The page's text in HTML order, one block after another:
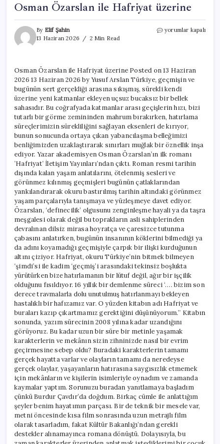
Osman Özarslan ile Hafriyat üzerine
By Elif Şahin
13 Haziran 2026
2 Min Read
Osman
için
yorumlar kapalı
Osman Özarslan ile Hafriyat üzerine Posted on 13 Haziran
2026 13 Haziran 2026 by Yusuf Arslan Türkiye, geçmişin ve
bugünün sert gerçekliği arasına sıkışmış, sürekli kendi
üzerine yeni katmanlar ekleyen uçsuz bucaksız bir bellek
sahasıdır. Bu coğrafyada katmanlar arası geçişlerin hızı, bizi
tutarlı bir görme zemininden mahrum bırakırken, hatırlama
süreçlerimizin sürekliliğini sağlayan eksenleri de kırıyor,
bunun sonucunda ortaya çıkan yabancılaşma belleğimizi
benliğimizden uzaklaştırarak sınırları muğlak bir öznellik inşa
ediyor. Yazar akademisyen Osman Özarslan’ın ilk romanı
’Hafriyat’ İletişim Yayınları’ndan çıktı. Roman resmi tarihin
dışında kalan yaşam anlatılarını, ötelenmiş sesleri ve
görünmez kılınmış geçmişleri bugünün çatlaklarından
yankılandırarak okuru bastırılmış tarihin altındaki görünmez
yaşam parçalarıyla tanışmaya ve yüzleşmeye davet ediyor.
Özarslan, ‘definecilik’ olgusunu zenginleşme hayali ya da taşra
meşgalesi olarak değil bu toprakların asli sahiplerinden
devralınan dilsiz mirasa hoyratça ve çaresizce tutunma
çabasını anlatırken, bugünün insanının köklerini bilmediği ya
da adını koyamadığı geçmişiyle çarpık bir ilişki kurduğunun
altını çiziyor. Hafriyat, okuru Türkiye’nin bitmek bilmeyen
‘şimdi’si ile kadim ‘geçmiş’i arasındaki tekinsiz boşlukta
yürütürken bize hatırlamanın bir lütuf değil, ağır bir işçilik
olduğunu fısıldıyor. 16 yıllık bir demlenme süreci ‘…. bizim son
derece travmalarla dolu unutulmuş hatırlanmayı bekleyen
hastalıklı bir hafızamız var. O yüzden kitabın adı Hafriyat ve
buraları kazıp çıkartmamız gerektiğini düşünüyorum.’’ Kitabın
sonunda, yazım sürecinin 2008 yılına kadar uzandığını
görüyoruz. Bu kadar uzun bir süre bir metinle yaşamak
karakterlerin ve mekânın sizin zihninizde nasıl bir evrim
geçirmesine sebep oldu? Buradaki karakterlerin tamamı
gerçek hayatta varlar ve olayların tamamı da neredeyse
gerçek olaylar, yaşayanların hatırasına saygısızlık etmemek
için mekânların ve kişilerin isimleriyle oynadım ve zamanda
kaymalar yaptım. Sorunuzu buradan yanıtlamaya başladım
çünkü Burdur Çavdır’da doğdum. Birkaç cümle ile anlattığım
şeyler benim hayatımın parçası. Bir de teknik bir mesele var,
metni öncesinde kısa film sonrasında uzun metrajlı film
olarak tasarladım, fakat Kültür Bakanlığı’ndan gerekli
destekler alınamayınca romana dönüştü. Dolayısıyla, bu